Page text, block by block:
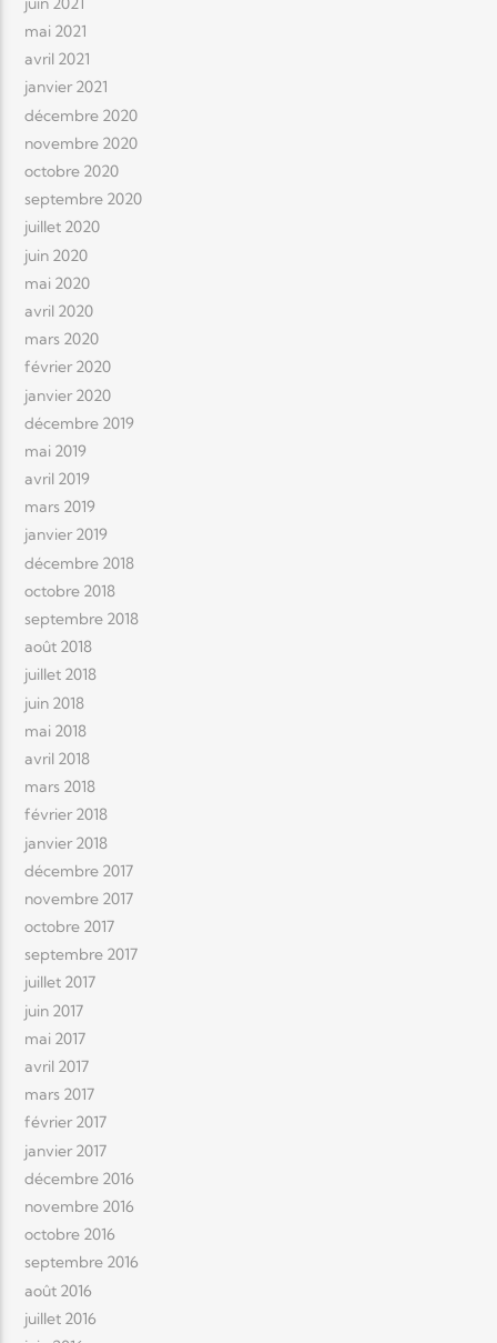
mai 2021
avril 2021
janvier 2021
décembre 2020
novembre 2020
octobre 2020
septembre 2020
juillet 2020
juin 2020
mai 2020
avril 2020
mars 2020
février 2020
janvier 2020
décembre 2019
mai 2019
avril 2019
mars 2019
janvier 2019
décembre 2018
octobre 2018
septembre 2018
août 2018
juillet 2018
juin 2018
mai 2018
avril 2018
mars 2018
février 2018
janvier 2018
décembre 2017
novembre 2017
octobre 2017
septembre 2017
juillet 2017
juin 2017
mai 2017
avril 2017
mars 2017
février 2017
janvier 2017
décembre 2016
novembre 2016
octobre 2016
septembre 2016
août 2016
juillet 2016